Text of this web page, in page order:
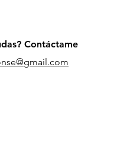
Contáctame